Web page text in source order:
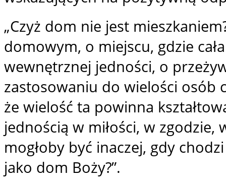
„Czyż dom nie jest
domowym, o miejscu, gdzie
wewnętrznej jedności, o
zastosowaniu do wielości osób
że wielość ta powinna
jednością w miłości, w zgodzie,
mogłoby być inaczej, gdy
jako dom Boży?”.